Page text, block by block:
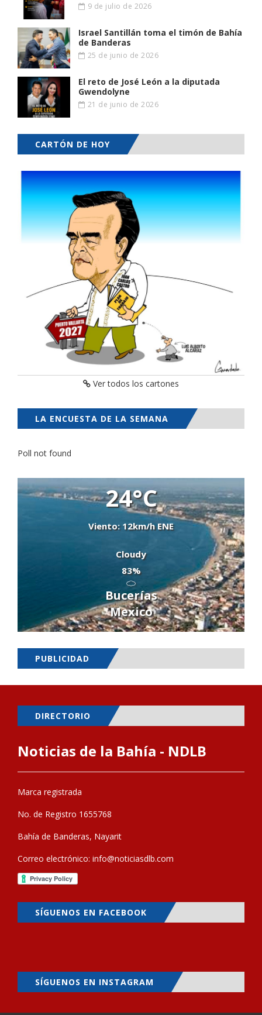
9 de julio de 2026
Israel Santillán toma el timón de Bahía
de Banderas
25 de junio de 2026
El reto de José León a la diputada
Gwendolyne
21 de junio de 2026
CARTÓN DE HOY
Ver todos los cartones
LA ENCUESTA DE LA SEMANA
Poll not found
24°C
Viento: 12km/h ENE
Cloudy
83%
Bucerías
Mexico
PUBLICIDAD
DIRECTORIO
Noticias de la Bahía - NDLB
Marca registrada
No. de Registro 1655768
Bahía de Banderas, Nayarit
Correo electrónico: info@noticiasdlb.com
SÍGUENOS EN FACEBOOK
SÍGUENOS EN INSTAGRAM